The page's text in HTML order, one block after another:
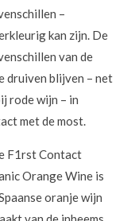
–
kan zijn. De
van de
druiven blijven – net
rode wijn – in
met de most.
F1rst Contact
Orange Wine is
oranje wijn